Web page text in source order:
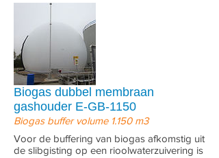
Biogas dubbel membraan
gashouder E-GB-1150
Biogas buffer volume 1.150 m3
Voor de buffering van biogas afkomstig uit
de slibgisting op een rioolwaterzuivering is